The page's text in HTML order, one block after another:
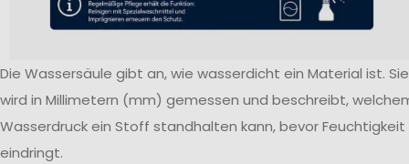
Die Wassersäule gibt an, wie wasserdicht ein Material ist. Sie
wird in Millimetern (mm) gemessen und beschreibt,
Wasserdruck ein Stoff standhalten kann, bevor Feuchtigkeit
eindringt.